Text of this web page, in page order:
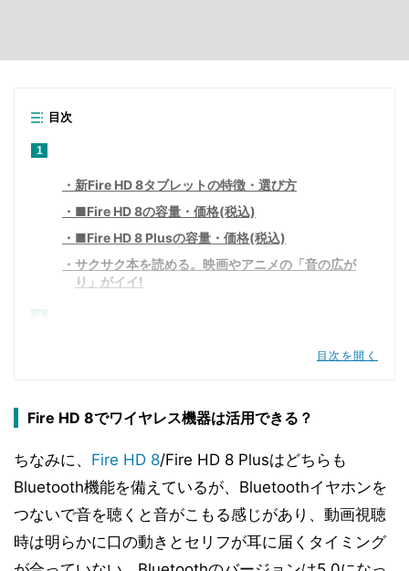
目次
1
新Fire HD 8タブレットの特徴・選び方
■Fire HD 8の容量・価格(税込)
■Fire HD 8 Plusの容量・価格(税込)
サクサク本を読める。映画やアニメの「音の広が
り」がイイ!
Fire HD 8でワイヤレス機器は活用できる？
おトクな入門タブレット。ワイヤレス充電とカバ
ーも便利
■Fire HD 8 Plus + ワイヤレス充電スタンドセッ
ト(税込)
目次を開く
Fire HD 8でワイヤレス機器は活用できる？
ちなみに、 Fire HD 8/Fire HD 8 Plusはどちらも
Bluetooth機能を備えているが、Bluetoothイヤホンを
つないで音を聴くと音がこもる感じがあり、動画視聴
時は明らかに口の動きとセリフが耳に届くタイミング